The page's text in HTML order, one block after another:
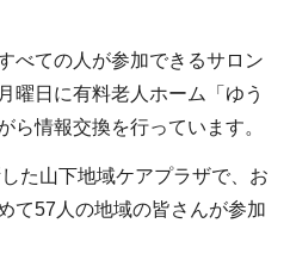
べての人が参加できるサロン
曜日に有料老人ホーム「ゆう
ら情報交換を行っています。
た山下地域ケアプラザで、お
て57人の地域の皆さんが参加